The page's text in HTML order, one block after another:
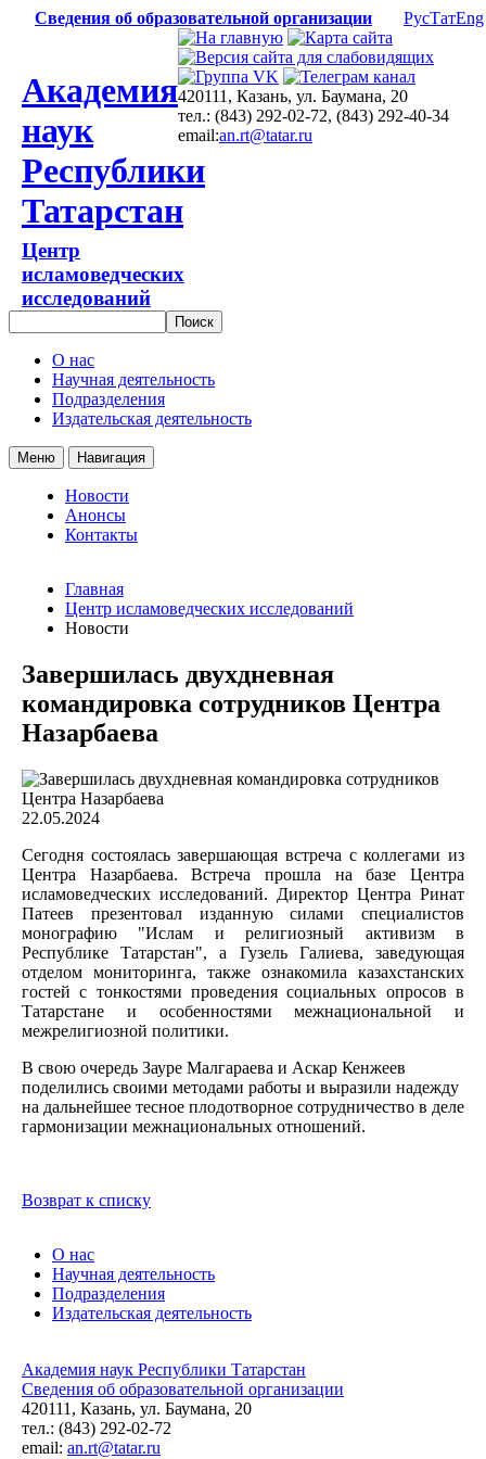
Сведения об образовательной организации РусТатEng
Академия
наук
Республики
Татарстан
Центр
исламоведческих
исследований
420111, Казань, ул. Баумана, 20
тел.: (843) 292-02-72, (843) 292-40-34
email:an.rt@tatar.ru
О нас
Научная деятельность
Подразделения
Издательская деятельность
Меню Навигация
Новости
Анонсы
Контакты
Главная
Центр исламоведческих исследований
Новости
Завершилась двухдневная
командировка сотрудников Центра
Назарбаева
22.05.2024
Сегодня состоялась завершающая встреча с коллегами из
Центра Назарбаева. Встреча прошла на базе Центра
исламоведческих исследований. Директор Центра Ринат
Патеев презентовал изданную силами специалистов
монографию "Ислам и религиозный активизм в
Республике Татарстан", а Гузель Галиева, заведующая
отделом мониторинга, также ознакомила казахстанских
гостей с тонкостями проведения социальных опросов в
Татарстане и особенностями межнациональной и
межрелигиозной политики.
В свою очередь Зауре Малгараева и Аскар Кенжеев
поделились своими методами работы и выразили надежду
на дальнейшее тесное плодотворное сотрудничество в деле
гармонизации межнациональных отношений.
Возврат к списку
О нас
Научная деятельность
Подразделения
Издательская деятельность
Академия наук Республики Татарстан
Сведения об образовательной организации
420111, Казань, ул. Баумана, 20
тел.: (843) 292-02-72
email: an.rt@tatar.ru